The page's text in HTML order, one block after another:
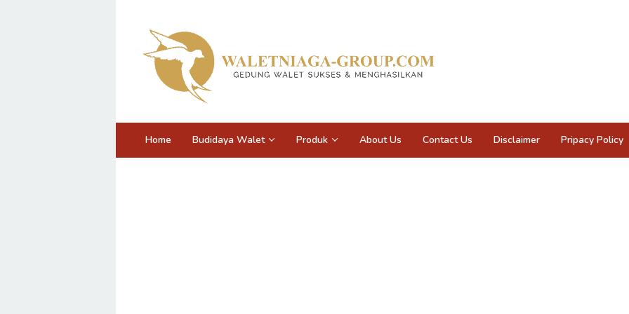
Home Budidaya Walet Produk About Us Contact Us Disclaimer Pripacy Policy